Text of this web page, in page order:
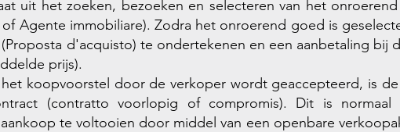
uit het zoeken, bezoeken en selecteren van het
Agente immobiliare). Zodra het onroerend goed is
d'acquisto) te ondertekenen en een aanbetaling bij
prijs).
het koopvoorstel door de verkoper wordt geaccepteerd, is
(contratto voorlopig of compromis). Dit is normaal
te voltooien door middel van een openbare